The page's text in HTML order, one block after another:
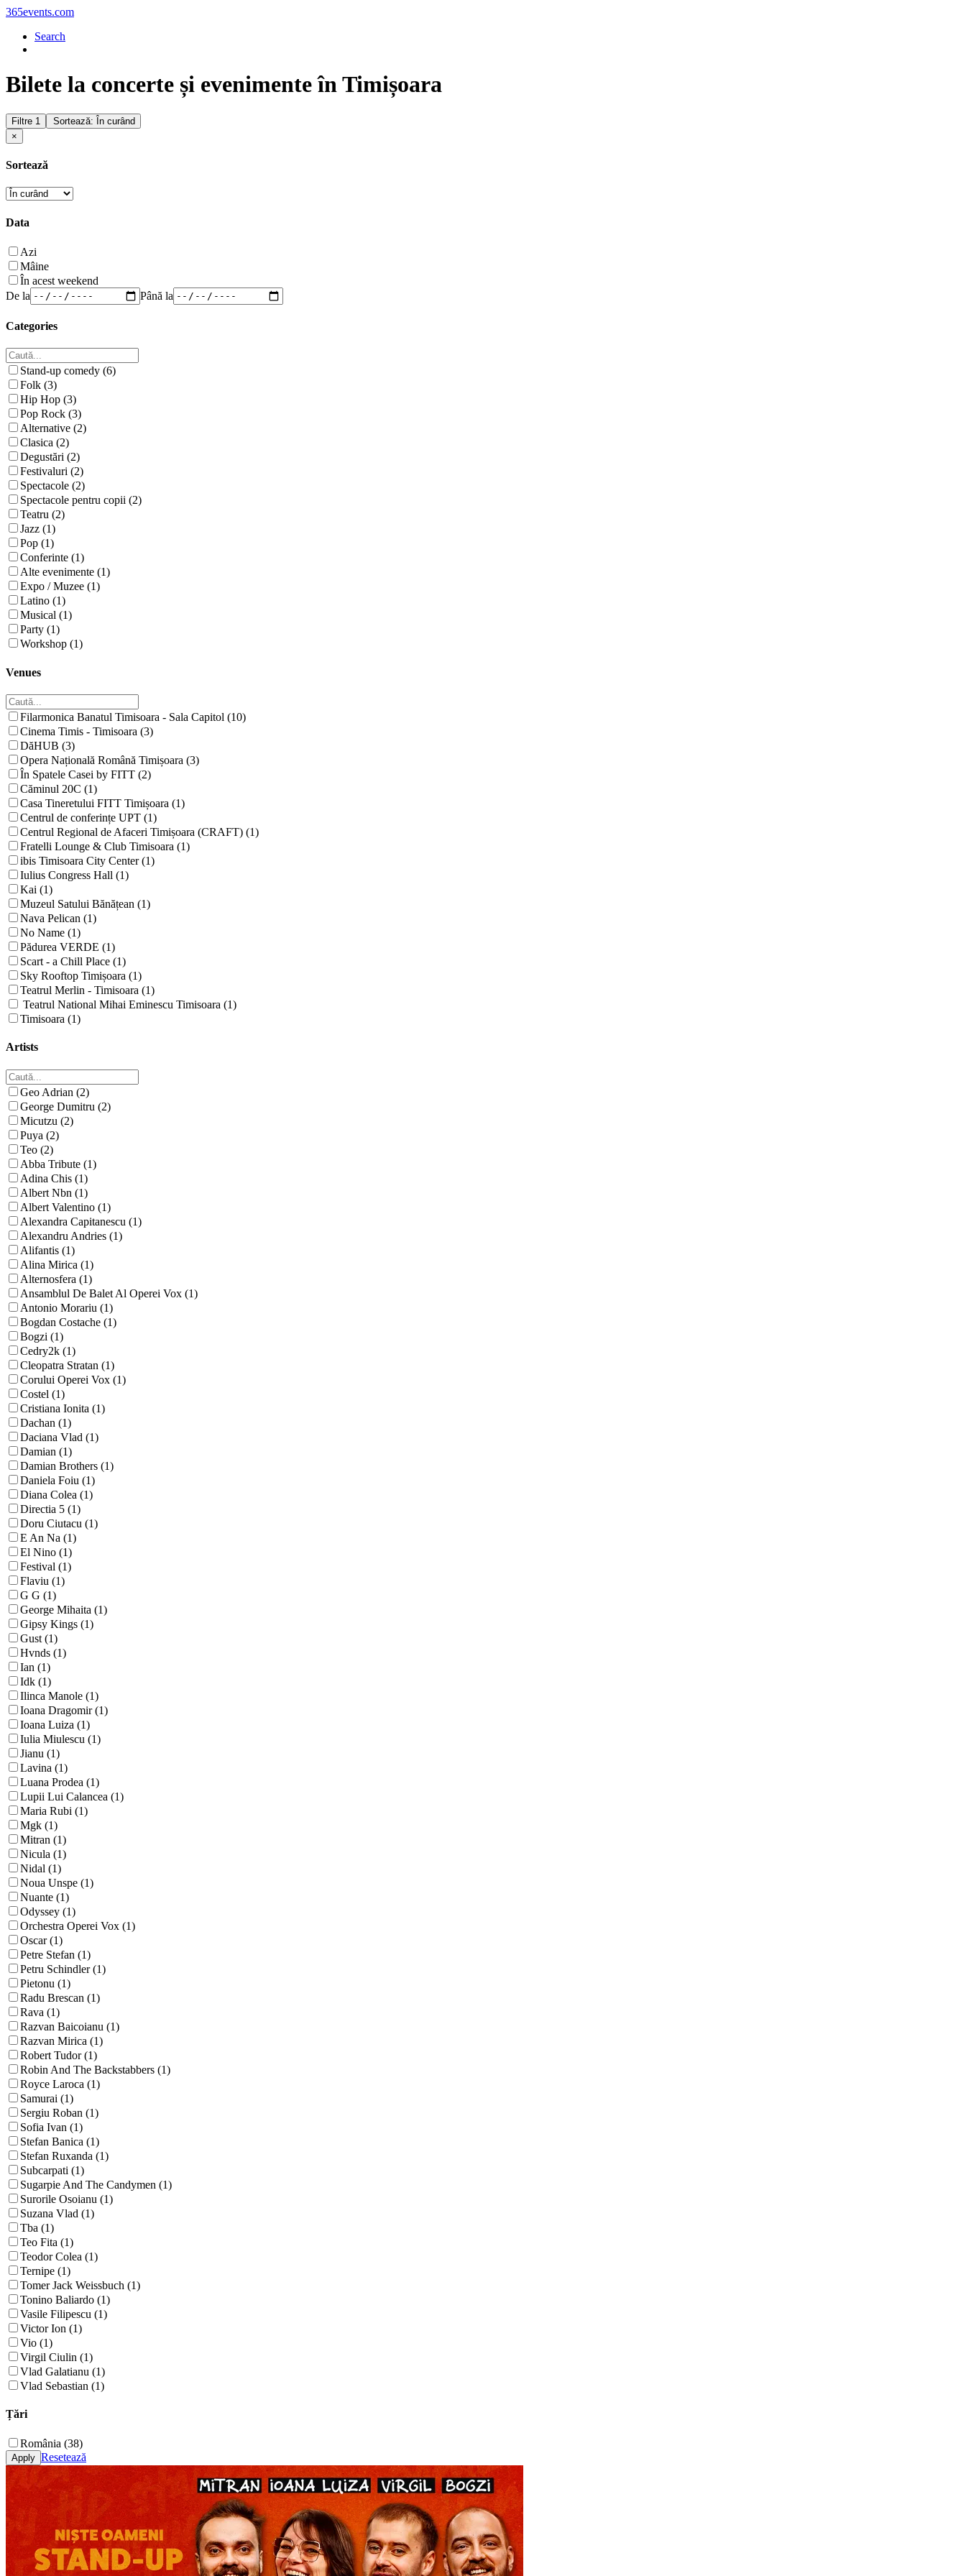
365events.com
Search
Bilete la concerte și evenimente în Timișoara
Filtre 1
Sortează: În curând
×
Sortează
Data
Azi
Mâine
În acest weekend
De la
Până la
Categories
Stand-up comedy (6)
Folk (3)
Hip Hop (3)
Pop Rock (3)
Alternative (2)
Clasica (2)
Degustări (2)
Festivaluri (2)
Spectacole (2)
Spectacole pentru copii (2)
Teatru (2)
Jazz (1)
Pop (1)
Conferinte (1)
Alte evenimente (1)
Expo / Muzee (1)
Latino (1)
Musical (1)
Party (1)
Workshop (1)
Venues
Filarmonica Banatul Timisoara - Sala Capitol (10)
Cinema Timis - Timisoara (3)
DăHUB (3)
Opera Națională Română Timișoara (3)
În Spatele Casei by FITT (2)
Căminul 20C (1)
Casa Tineretului FITT Timișoara (1)
Centrul de conferințe UPT (1)
Centrul Regional de Afaceri Timișoara (CRAFT) (1)
Fratelli Lounge & Club Timisoara (1)
ibis Timisoara City Center (1)
Iulius Congress Hall (1)
Kai (1)
Muzeul Satului Bănățean (1)
Nava Pelican (1)
No Name (1)
Pădurea VERDE (1)
Scart - a Chill Place (1)
Sky Rooftop Timișoara (1)
Teatrul Merlin - Timisoara (1)
Teatrul National Mihai Eminescu Timisoara (1)
Timisoara (1)
Artists
Geo Adrian (2)
George Dumitru (2)
Micutzu (2)
Puya (2)
Teo (2)
Abba Tribute (1)
Adina Chis (1)
Albert Nbn (1)
Albert Valentino (1)
Alexandra Capitanescu (1)
Alexandru Andries (1)
Alifantis (1)
Alina Mirica (1)
Alternosfera (1)
Ansamblul De Balet Al Operei Vox (1)
Antonio Morariu (1)
Bogdan Costache (1)
Bogzi (1)
Cedry2k (1)
Cleopatra Stratan (1)
Corului Operei Vox (1)
Costel (1)
Cristiana Ionita (1)
Dachan (1)
Daciana Vlad (1)
Damian (1)
Damian Brothers (1)
Daniela Foiu (1)
Diana Colea (1)
Directia 5 (1)
Doru Ciutacu (1)
E An Na (1)
El Nino (1)
Festival (1)
Flaviu (1)
G G (1)
George Mihaita (1)
Gipsy Kings (1)
Gust (1)
Hvnds (1)
Ian (1)
Idk (1)
Ilinca Manole (1)
Ioana Dragomir (1)
Ioana Luiza (1)
Iulia Miulescu (1)
Jianu (1)
Lavina (1)
Luana Prodea (1)
Lupii Lui Calancea (1)
Maria Rubi (1)
Mgk (1)
Mitran (1)
Nicula (1)
Nidal (1)
Noua Unspe (1)
Nuante (1)
Odyssey (1)
Orchestra Operei Vox (1)
Oscar (1)
Petre Stefan (1)
Petru Schindler (1)
Pietonu (1)
Radu Brescan (1)
Rava (1)
Razvan Baicoianu (1)
Razvan Mirica (1)
Robert Tudor (1)
Robin And The Backstabbers (1)
Royce Laroca (1)
Samurai (1)
Sergiu Roban (1)
Sofia Ivan (1)
Stefan Banica (1)
Stefan Ruxanda (1)
Subcarpati (1)
Sugarpie And The Candymen (1)
Surorile Osoianu (1)
Suzana Vlad (1)
Tba (1)
Teo Fita (1)
Teodor Colea (1)
Ternipe (1)
Tomer Jack Weissbuch (1)
Tonino Baliardo (1)
Vasile Filipescu (1)
Victor Ion (1)
Vio (1)
Virgil Ciulin (1)
Vlad Galatianu (1)
Vlad Sebastian (1)
Țări
România (38)
Resetează